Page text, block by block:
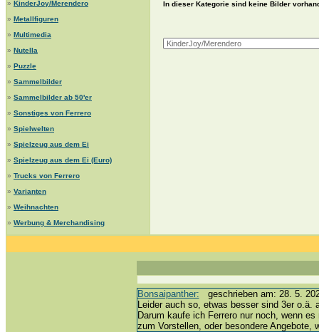
» KinderJoy/Merendero
» Metallfiguren
» Multimedia
» Nutella
» Puzzle
» Sammelbilder
» Sammelbilder ab 50'er
» Sonstiges von Ferrero
» Spielwelten
» Spielzeug aus dem Ei
» Spielzeug aus dem Ei (Euro)
» Trucks von Ferrero
» Varianten
» Weihnachten
» Werbung & Merchandising
In dieser Kategorie sind keine Bilder
Bonsaipanther: geschrieben am: 28. 5.
Leider auch so, etwas besser sind 3er o.ä.
Darum kaufe ich Ferrero nur noch, wenn
zum Vorstellen, oder besondere Angebote,